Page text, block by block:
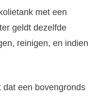
met een
geldt dezelfde
reinigen, en indien
dat een bovengronds